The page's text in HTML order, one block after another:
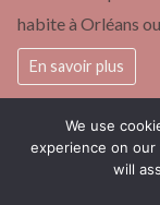
habite à Orléans
En savoir plus
actualité
We use
experience on
will